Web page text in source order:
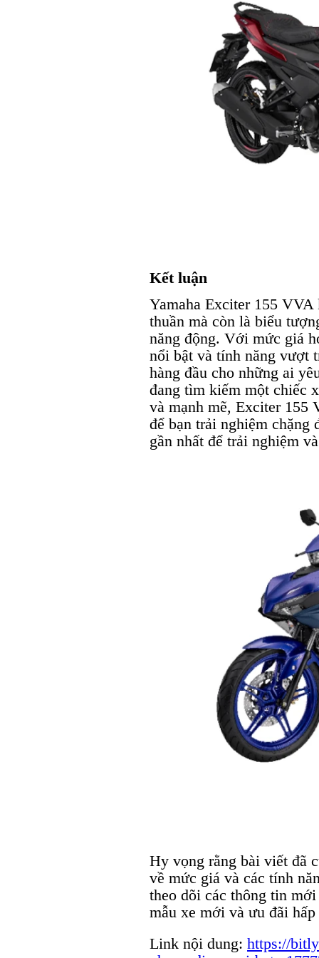
Kết luận
Yamaha Exciter 155
thuần mà còn là biểu
năng động. Với mức giá
nổi bật và tính năng vượt
hàng đầu cho những ai
đang tìm kiếm một chiếc
và mạnh mẽ, Exciter 155
để bạn trải nghiệm chặng
gần nhất để trải nghiệm
Hy vọng rằng bài viết đã
về mức giá và các tính
theo dõi các thông tin
mẫu xe mới và ưu đãi hấp
Link nội dung: https://